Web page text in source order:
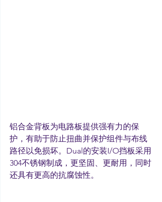
铝合金背板为电路板提供强有力的保
护，有助于防止扭曲并保护组件与布线
路径以免损坏。Dual的安装I/O挡板采用
304不锈钢制成，更坚固、更耐用，同时
还具有更高的抗腐蚀性。